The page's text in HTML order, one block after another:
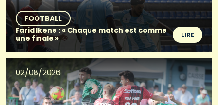
FOOTBALL
Farid Ikene : « Chaque match est comme
une finale »
LIRE
02/08/2026